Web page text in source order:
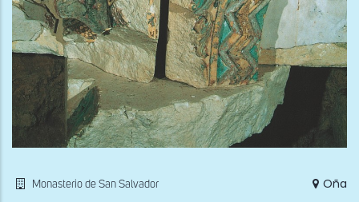
Monasterio de San Salvador Oña